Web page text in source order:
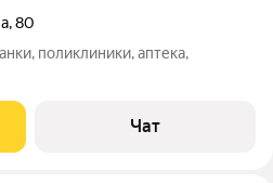
,80
поликлиники, аптека,
Чат